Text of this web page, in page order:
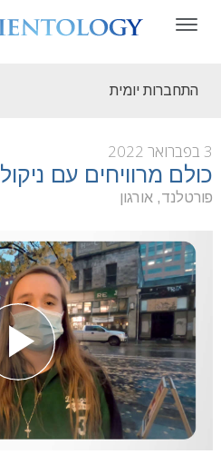
התחברות יומית
3 בפברואר 2022
כולם מרוויחים עם
פורטלנד, אורגון